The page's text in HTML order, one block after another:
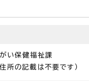
保健福祉課
所の記載は不要です）